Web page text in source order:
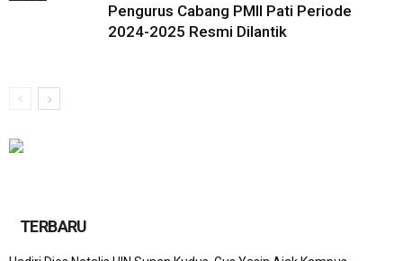
Pengurus Cabang PMII Pati Periode
2024-2025 Resmi Dilantik
TERBARU